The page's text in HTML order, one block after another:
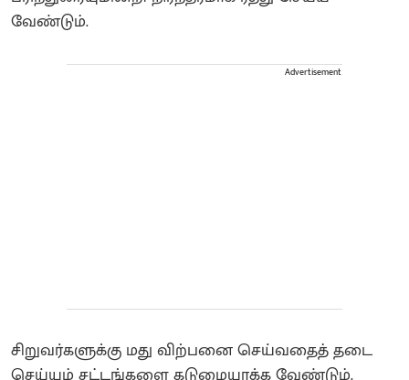
வேண்டும்.
Advertisement
சிறுவர்களுக்கு மது விற்பனை செய்வதைத் தடை